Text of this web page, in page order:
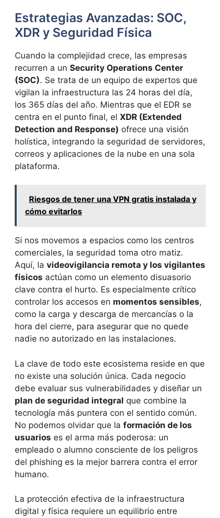
Estrategias Avanzadas: SOC,
XDR y Seguridad Física
Cuando la complejidad crece, las empresas
recurren a un Security Operations Center
(SOC). Se trata de un equipo de expertos que
vigilan la infraestructura las 24 horas del día,
los 365 días del año. Mientras que el EDR se
centra en el punto final, el XDR (Extended
Detection and Response) ofrece una visión
holística, integrando la seguridad de servidores,
correos y aplicaciones de la nube en una sola
plataforma.
Riesgos de tener una VPN gratis instalada y
cómo evitarlos
Si nos movemos a espacios como los centros
comerciales, la seguridad toma otro matiz.
Aquí, la videovigilancia remota y los vigilantes
físicos actúan como un elemento disuasorio
clave contra el hurto. Es especialmente crítico
controlar los accesos en momentos sensibles,
como la carga y descarga de mercancías o la
hora del cierre, para asegurar que no quede
nadie no autorizado en las instalaciones.
La clave de todo este ecosistema reside en que
no existe una solución única. Cada negocio
debe evaluar sus vulnerabilidades y diseñar un
plan de seguridad integral que combine la
tecnología más puntera con el sentido común.
No podemos olvidar que la formación de los
usuarios es el arma más poderosa: un
empleado o alumno consciente de los peligros
del phishing es la mejor barrera contra el error
humano.
La protección efectiva de la infraestructura
digital y física requiere un equilibrio entre